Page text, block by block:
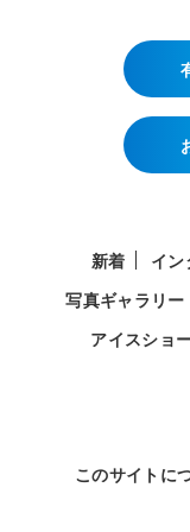
新着 イン
写真ギャラリー
アイスショ
このサイトに